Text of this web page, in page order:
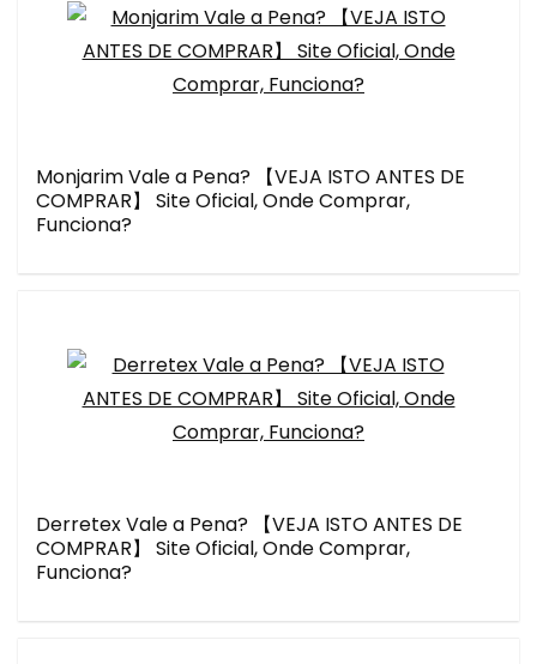
Monjarim Vale a Pena? 【VEJA ISTO ANTES DE
COMPRAR】 Site Oficial, Onde Comprar,
Funciona?
Derretex Vale a Pena? 【VEJA ISTO ANTES DE
COMPRAR】 Site Oficial, Onde Comprar,
Funciona?